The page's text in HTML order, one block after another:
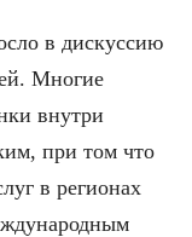
в дискуссию
Многие
внутри
при том что
в регионах